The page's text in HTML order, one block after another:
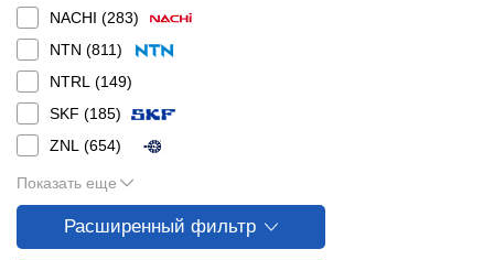
NACHI (283)
NTN (811)
NTRL (149)
SKF (185)
ZNL (654)
Показать еще
Расширенный фильтр